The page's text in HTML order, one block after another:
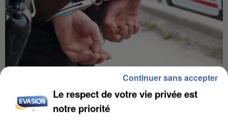
UN SECOND CADRE DE LA DZ MAFIA
INTERPELLÉ EN ALGÉRIE
Le respect de votre vie privée est
notre priorité
Continuer sans accepter